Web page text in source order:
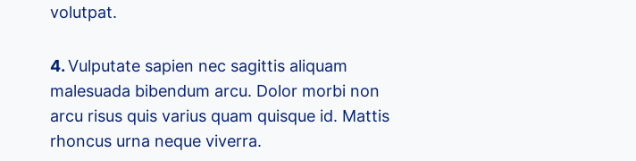
volutpat.
4.Vulputate sapien nec sagittis aliquam
malesuada bibendum arcu. Dolor morbi non
arcu risus quis varius quam quisque id. Mattis
rhoncus urna neque viverra.